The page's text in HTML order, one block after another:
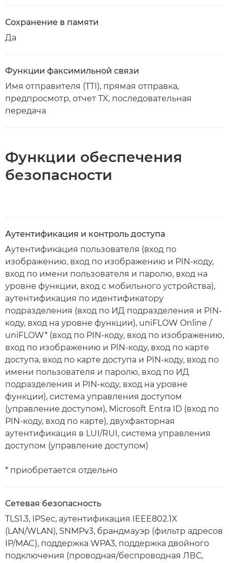
Сохранение в памяти
Да
Функции факсимильной связи
Имя отправителя (TTI), прямая отправка,
предпросмотр, отчет TX, последовательная
передача
Функции обеспечения
безопасности
Аутентификация и контроль доступа
Аутентификация пользователя (вход по
изображению, вход по изображению и PIN-коду,
вход по имени пользователя и паролю, вход на
уровне функции, вход с мобильного устройства),
аутентификация по идентификатору
подразделения (вход по ИД подразделения и PIN-
коду, вход на уровне функции), uniFLOW Online /
uniFLOW* (вход по PIN-коду, вход по изображению,
вход по изображению и PIN-коду, вход по карте
доступа, вход по карте доступа и PIN-коду, вход по
имени пользователя и паролю, вход по ИД
подразделения и PIN-коду, вход на уровне
функции), система управления доступом
(управление доступом), Microsoft Entra ID (вход по
PIN-коду, вход по карте), двухфакторная
аутентификация в LUI/RUI, система управления
доступом (управление доступом)
* приобретается отдельно
Сетевая безопасность
TLS1.3, IPSec, аутентификация IEEE802.1X
(LAN/WLAN), SNMPv3, брандмауэр (фильтр адресов
IP/MAC), поддержка WPA3, поддержка двойного
подключения (проводная/беспроводная ЛВС,